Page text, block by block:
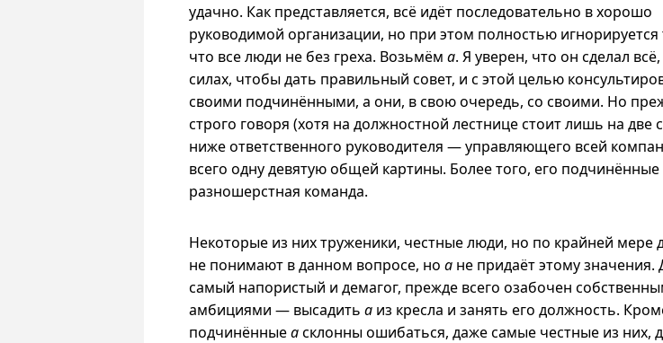
удачно. Как представляется, всё идёт последовательно в хорошо
руководимой организации, но при этом полностью игнорируется
что все люди не без греха. Возьмём a. Я уверен, что он сделал
силах, чтобы дать правильный совет, и с этой целью
своими подчинёнными, а они, в свою очередь, со своими. Но
строго говоря (хотя на должностной лестнице стоит лишь на две
ниже ответственного руководителя — управляющего всей
всего одну девятую общей картины. Более того, его
разношерстная команда.
Некоторые из них труженики, честные люди, но по крайней мере
не понимают в данном вопросе, но a не придаёт этому значения.
самый напористый и демагог, прежде всего озабочен
амбициями — высадить a из кресла и занять его должность.
подчинённыеaсклонны ошибаться, даже самые честные из них,